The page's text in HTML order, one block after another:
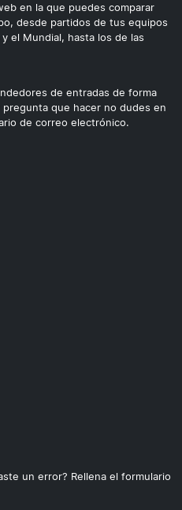
en la que puedes comparar
desde partidos de tus equipos
el Mundial, hasta los de las
de entradas de forma
que hacer no dudes en
de correo electrónico.
un error? Rellena el formulario